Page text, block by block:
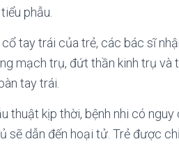
phẫu.
cổ tay trái của trẻ, các bác sĩ
mạch trụ, đứt thần kinh trụ và
tay trái.
thuật kịp thời, bệnh nhi có
sẽ dẫn đến hoại tử. Trẻ được